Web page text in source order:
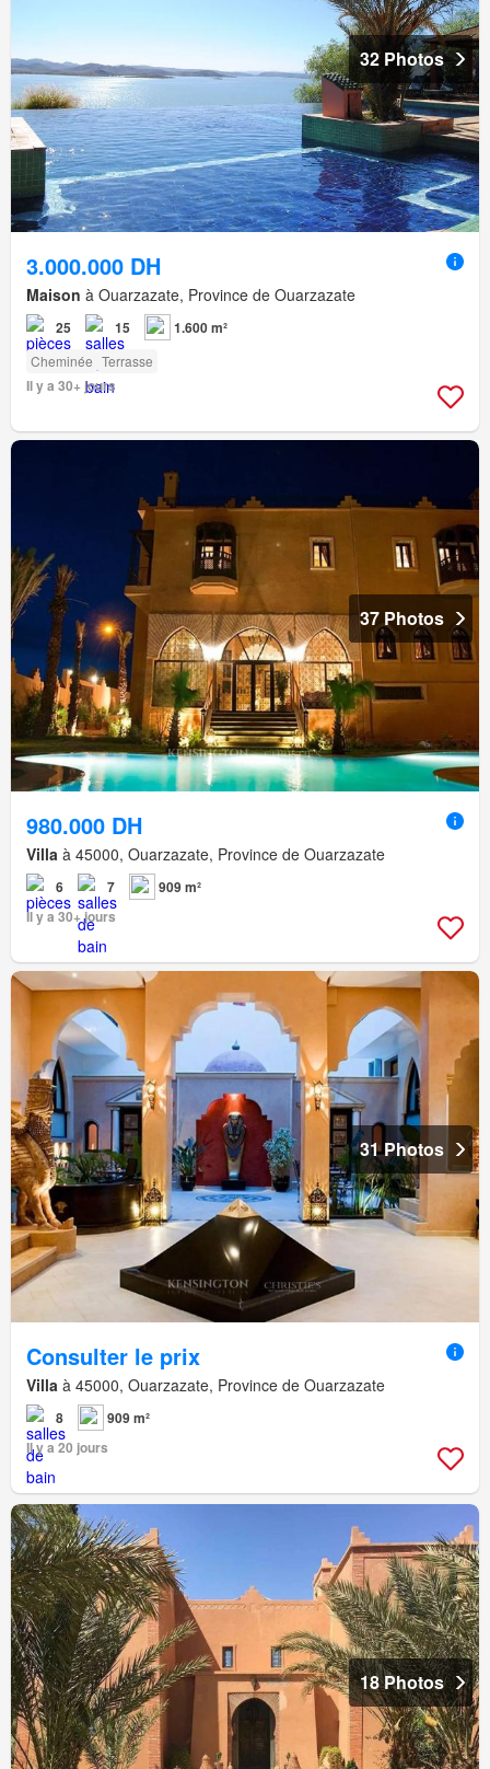
32 Photos
3.000.000 DH
Maison à Ouarzazate, Province de Ouarzazate
25 15 1.600 m²
Cheminée Terrasse
Il y a 30+ jours
37 Photos
980.000 DH
Villa à 45000, Ouarzazate, Province de Ouarzazate
6 7
909 m²
Il y a 30+ jours
31 Photos
Consulter le prix
Villa à 45000, Ouarzazate, Province de Ouarzazate
8
909 m²
Il y a 20 jours
18 Photos